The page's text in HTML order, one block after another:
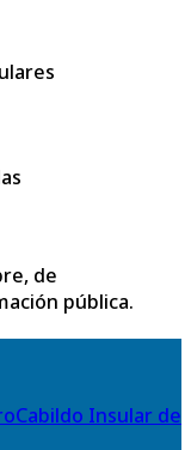
de
pública.
Cabildo Insular de